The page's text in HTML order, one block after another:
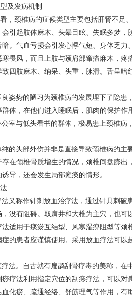
及发病机制
，颈椎病的症候类型主要包括肝肾不足
引起肢体麻木、头晕目眩、失眠多梦，
。气血亏损会引发心悸气短、身体乏力
畏风，而且上肢与颈肩部窜痛麻木，疼
四肢麻木、纳呆、头重，脉滑。舌呈暗
姿势的陋习为颈椎病的发展埋下了隐患
体，在他们进入睡眠后，肌肉的保护作
室与低头看书的群体，极易患上颈椎病
的头部外伤并非是直接导致颈椎病的主
在颈椎骨质增生的情况，颈椎间盘膨出
导，还会发生局部瘫痪的情形。
又称作针刺放血治疗法，通过针具刺破
没有阻碍。取肩井和大椎为主穴，也可
法适用于痰淤互结型、风寒湿痹阻型等
的患者应谨慎使用。采用放血疗法可以
法。自古就有扁鹊刮骨疗毒的美称，在
疗法利用指定穴位的刮痧疗法，可以对
化瘀、疏通经络、舒筋理气等作用，有